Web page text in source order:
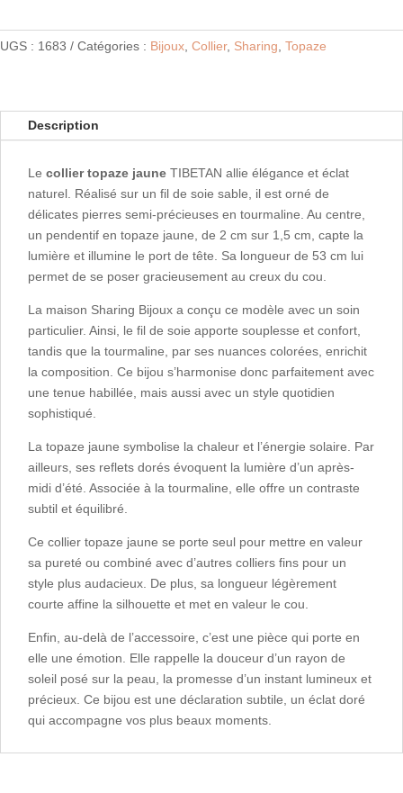
UGS : 1683 Catégories : Bijoux Collier, Sharing Topaze
Description
Le collier topaze jaune TIBETAN allie élégance et éclat
naturel. Réalisé sur un fil de soie sable, il est orné de
délicates pierres semi-précieuses en tourmaline. Au centre,
un pendentif en topaze jaune, de 2 cm sur 1,5 cm, capte la
lumière et illumine le port de tête. Sa longueur de 53 cm lui
permet de se poser gracieusement au creux du cou.
La maison Sharing Bijoux a conçu ce modèle avec un soin
particulier. Ainsi, le fil de soie apporte souplesse et confort,
tandis que la tourmaline, par ses nuances colorées, enrichit
la composition. Ce bijou s’harmonise donc parfaitement avec
une tenue habillée, mais aussi avec un style quotidien
sophistiqué.
La topaze jaune symbolise la chaleur et l’énergie solaire. Par
ailleurs, ses reflets dorés évoquent la lumière d’un après-
midi d’été. Associée à la tourmaline, elle offre un contraste
subtil et équilibré.
Ce collier topaze jaune se porte seul pour mettre en valeur
sa pureté ou combiné avec d’autres colliers fins pour un
style plus audacieux. De plus, sa longueur légèrement
courte affine la silhouette et met en valeur le cou.
Enfin, au-delà de l’accessoire, c’est une pièce qui porte en
elle une émotion. Elle rappelle la douceur d’un rayon de
soleil posé sur la peau, la promesse d’un instant lumineux et
précieux. Ce bijou est une déclaration subtile, un éclat doré
qui accompagne vos plus beaux moments.